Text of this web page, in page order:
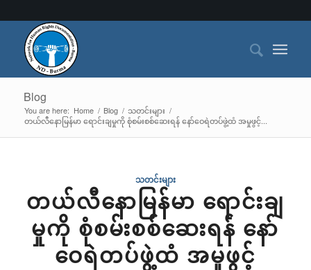
Blog
You are here: Home / Blog / သတင်းများ /
တယ်လီနောမြန်မာ ရောင်းချမှုကို စုံစမ်းစစ်ဆေးရန် နော်ဝေရဲတပ်ဖွဲ့ထံ​ အမှုဖွင့်...
သတင်းများ
တယ်လီနောမြန်မာ ရောင်းချ
မှုကို စုံစမ်းစစ်ဆေးရန် နော်
ဝေရဲတပ်ဖွဲ့ထံ​ အမှုဖွင့်